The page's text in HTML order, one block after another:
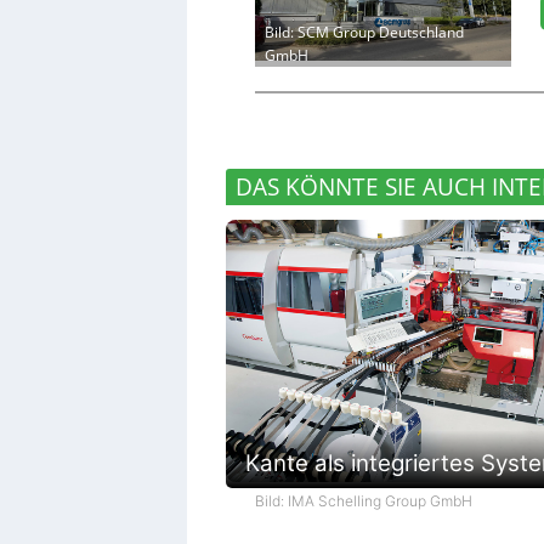
Bild: SCM Group Deutschland
GmbH
DAS KÖNNTE SIE AUCH
Kante als integriertes
Bild: IMA Schelling Group GmbH